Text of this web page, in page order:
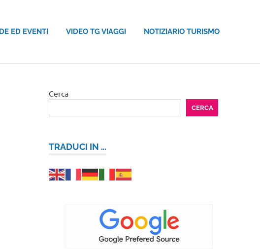
ED EVENTI VIDEO TG VIAGGI NOTIZIARIO TURISMO
Cerca
CERCA
TRADUCI IN …